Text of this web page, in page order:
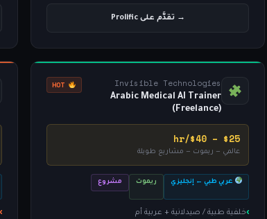
→ تقدَّم على Prolific
Invisible Technologies
Arabic Medical AI Trainer
(Freelance)
HOT
$25 – $40/hr
عالمي — ريموت — مشاريع طويلة
عربي طبي ← إنجليزي ريموت مشروع
خلفية طبية / صيدلانية + عربية أم